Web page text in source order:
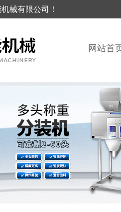
械有限公司！
网站首